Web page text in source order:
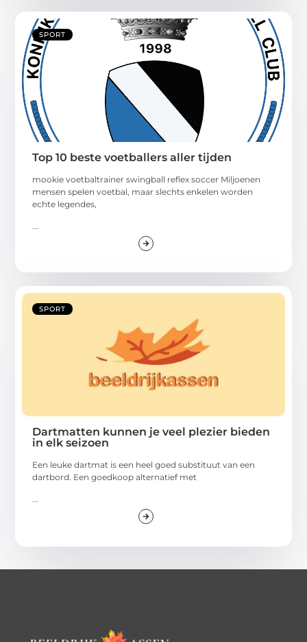
SPORT
Top 10 beste voetballers aller tijden
mookie voetbaltrainer swingball reflex soccer Miljoenen
mensen spelen voetbal, maar slechts enkelen worden
echte legendes,
...
SPORT
Dartmatten kunnen je veel plezier bieden
in elk seizoen
Een leuke dartmat is een heel goed substituut van een
dartbord. Een goedkoop alternatief met
...